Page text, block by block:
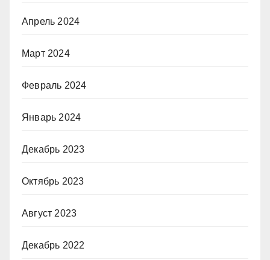
Апрель 2024
Март 2024
Февраль 2024
Январь 2024
Декабрь 2023
Октябрь 2023
Август 2023
Декабрь 2022